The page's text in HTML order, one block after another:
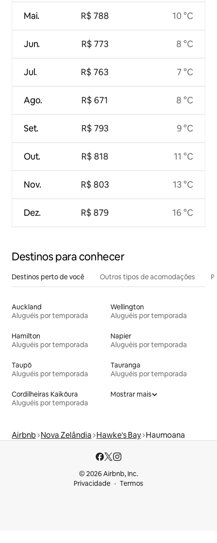
Mai.
Jun.
Jul.
Ago.
Set.
Out.
Nov.
Dez.
R$ 788
R$ 773
R$ 763
R$ 671
R$ 793
R$ 818
R$ 803
R$ 879
10 °C
8 °C
7 °C
8 °C
9 °C
11 °C
13 °C
16 °C
Destinos para conhecer
Destinos perto de você Outros tipos de acomodações
Auckland
Aluguéis por temporada
Wellington
Aluguéis por temporada
Hamilton
Aluguéis por temporada
Napier
Aluguéis por temporada
Taupō
Aluguéis por temporada
Tauranga
Aluguéis por temporada
Cordilheiras Kaikōura
Aluguéis por temporada
Mostrar mais
Airbnb Nova Zelândia Hawke's Bay Haumoana
© 2026 Airbnb, Inc.
Privacidade
Termos